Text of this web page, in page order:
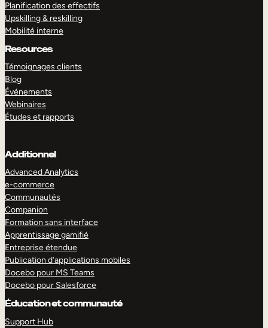
Planification des effectifs
Upskilling & reskilling
Mobilité interne
Resources
Témoignages clients
Blog
Événements
Webinaires
Études et rapports
Additionnel
Advanced Analytics
e-commerce
Communautés
Companion
Formation sans interface
Apprentissage gamifié
Entreprise étendue
Publication d’applications mobiles
Docebo pour MS Teams
Docebo pour Salesforce
Éducation et communauté
Support Hub